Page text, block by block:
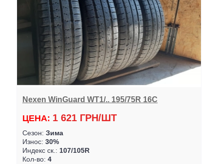
Nexen WinGuard WT1/.. 195/75R 16C
ЦЕНА: 1 621 ГРН/ШТ
Сезон: Зима
Износ: 30%
Индекс ск.: 107/105R
Кол-во: 4